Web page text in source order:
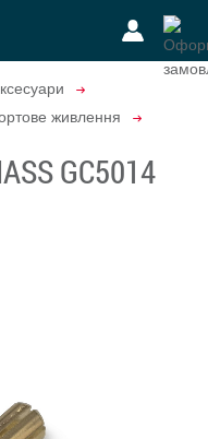
живлення
GC5014